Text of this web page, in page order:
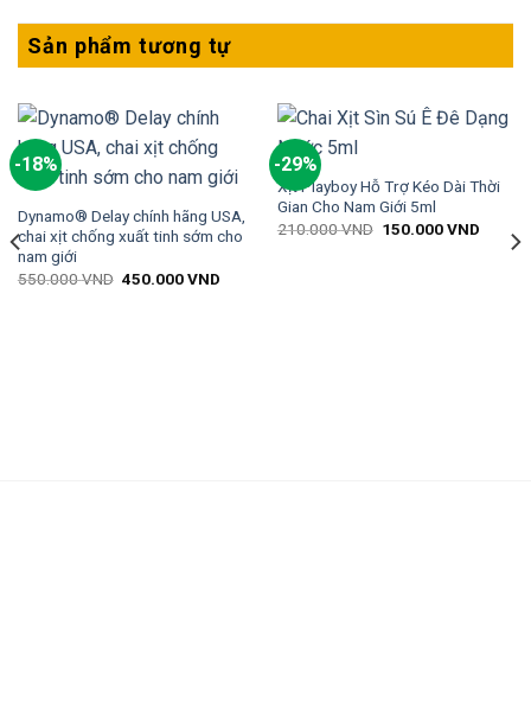
Sản phẩm tương tự
-18%
Dynamo® Delay chính hãng USA,
chai xịt chống xuất tinh sớm cho
nam giới
550.000VND 450.000VND
-29%
Xịt Playboy Hỗ Trợ Kéo Dài Thời
Gian Cho Nam Giới 5ml
210.000VND 150.000VND